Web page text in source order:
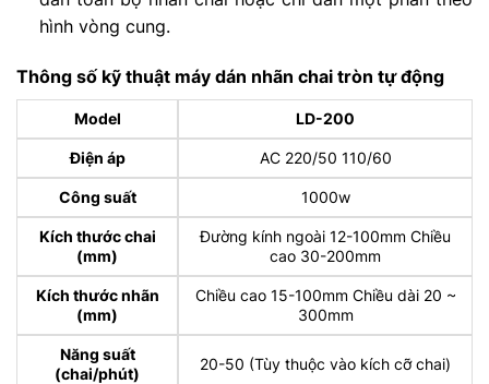
hình vòng cung.
Thông số kỹ thuật máy dán nhãn chai tròn tự động
Model LD-200
Điện áp AC 220/50 110/60
Công suất 1000w
Kích thước chai
(mm)
Đường kính ngoài 12-100mm Chiều
cao 30-200mm
Kích thước nhãn
(mm)
Chiều cao 15-100mm Chiều dài 20 ~
300mm
Năng suất
(chai/phút)
20-50 (Tùy thuộc vào kích cỡ chai)